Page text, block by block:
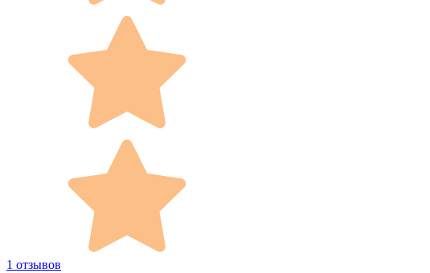
1 отзывов